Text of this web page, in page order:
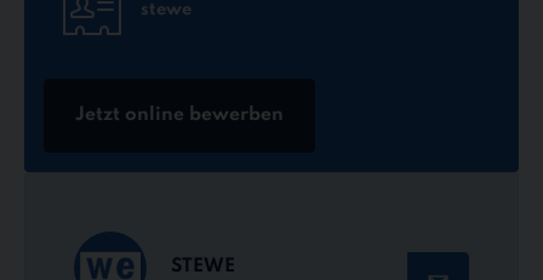
stewe
Jetzt online bewerben
STEWE